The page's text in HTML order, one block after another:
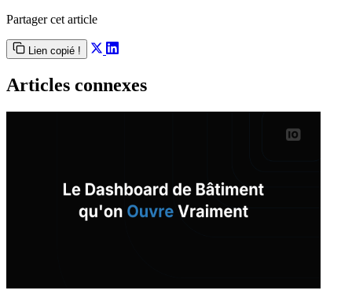
Partager cet article
Lien copié !
Articles connexes